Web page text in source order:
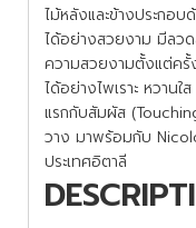
ไม้หลังและข้างประกอ
ได้อย่างสวยงาม มีลว
ความสวยงามตั้งแต่ครั้
ได้อย่างไพเราะ หวาน
แรกกับสัมผัส
วาง มาพร้อมกับ
ประเทศอิตาลี